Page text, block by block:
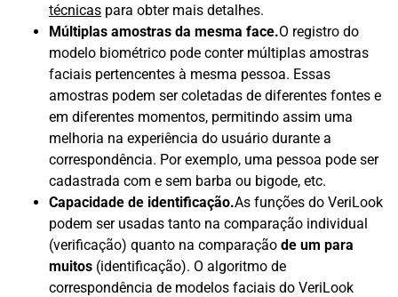
técnicas para obter mais detalhes.
Múltiplas amostras da mesma face.O registro do
modelo biométrico pode conter múltiplas amostras
faciais pertencentes à mesma pessoa. Essas
amostras podem ser coletadas de diferentes fontes e
em diferentes momentos, permitindo assim uma
melhoria na experiência do usuário durante a
correspondência. Por exemplo, uma pessoa pode ser
cadastrada com e sem barba ou bigode, etc.
Capacidade de identificação.As funções do VeriLook
podem ser usadas tanto na comparação individual
(verificação) quanto na comparação de um para
muitos (identificação). O algoritmo de
correspondência de modelos faciais do VeriLook